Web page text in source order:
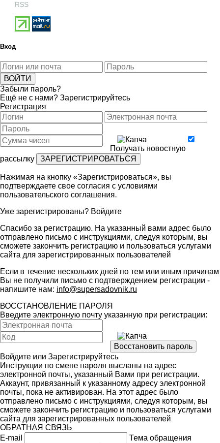
RSS
Вход
Забыли пароль?
Ещё не с нами? Зарегистрируйтесь
Регистрация
Получать новостную
рассылку
Нажимая на кнопку «Зарегистрироваться», вы
подтверждаете свое согласия с условиями
пользовательского соглашения.
Уже зарегистрированы? Войдите
Спасибо за регистрацию. На указанный вами адрес было
отправлено письмо с инструкциями, следуя которым, вы
сможете закончить регистрацию и пользоваться услугами
сайта для зарегистрированных пользователей
Если в течение нескольких дней по тем или иным причинам
Вы не получили письмо с подтверждением регистрации -
напишите нам: info@supersadovnik.ru
ВОССТАНОВЛЕНИЕ ПАРОЛЯ
Введите электронную почту указанную при регистрации:
Войдите или Зарегистрируйтесь
Инструкции по смене пароля высланы на адрес
электронной почты, указанный Вами при регистрации.
Аккаунт, привязанный к указанному адресу электронной
почты, пока не активирован. На этот адрес было
отправлено письмо с инструкциями, следуя которым, вы
сможете закончить регистрацию и пользоваться услугами
сайта для зарегистрированных пользователей
ОБРАТНАЯ СВЯЗЬ
E-mail
Тема обращения